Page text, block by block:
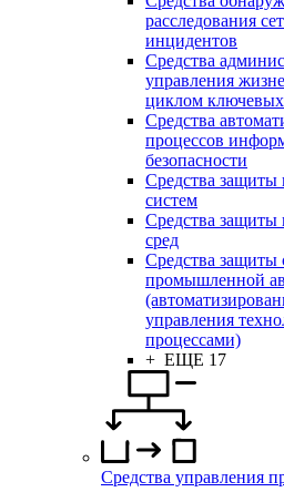
расследования
инцидентов
Средства
управления
циклом ключевых
Средства
процессов
безопасности
Средства защиты
систем
Средства защиты
сред
Средства защиты
промышленной
управления
процессами)
+ ЕЩЕ 17
Средства управления